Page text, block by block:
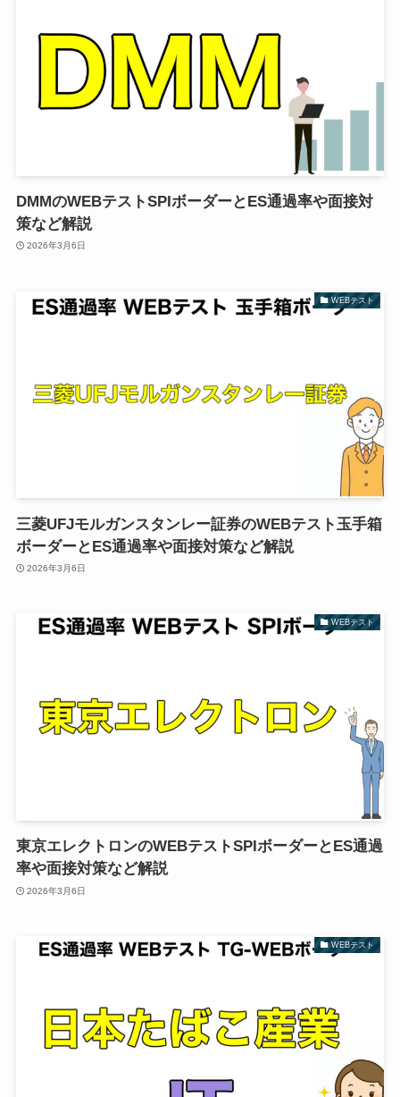
DMMのWEBテストSPIボーダーとES通過率や面接対
策など解説
2026年3月6日
WEBテスト
三菱UFJモルガンスタンレー証券のWEBテスト玉手箱
ボーダーとES通過率や面接対策など解説
2026年3月6日
WEBテスト
東京エレクトロンのWEBテストSPIボーダーとES通過
率や面接対策など解説
2026年3月6日
WEBテスト